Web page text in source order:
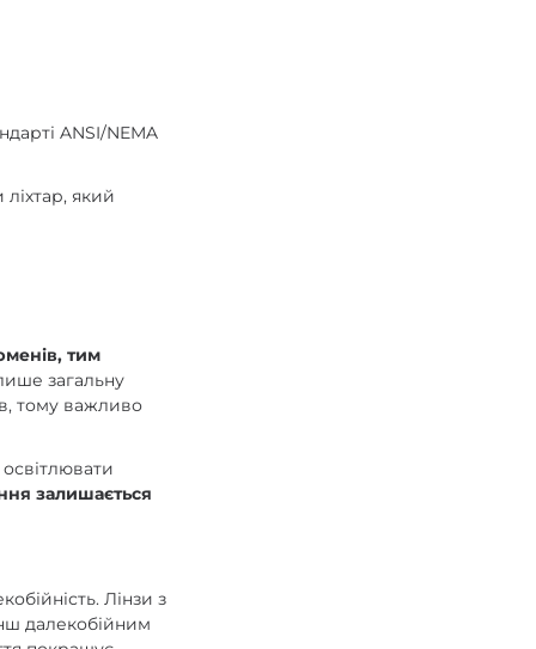
ANSI/NEMA
який
тим
загальну
тому важливо
залишається
Лінзи з
далекобійним